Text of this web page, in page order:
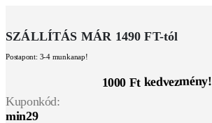
SZÁLLÍTÁS MÁR 1490 FT-tól
Postapont: 3-4 munkanap!
1000 Ft kedvezmény!
Kuponkód:
min29